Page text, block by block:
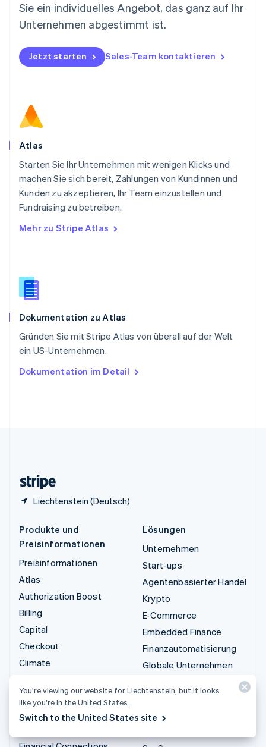
Sie ein individuelles Angebot, das ganz auf Ihr
Unternehmen abgestimmt ist.
Jetzt starten Sales-Team kontaktieren
Atlas
Starten Sie Ihr Unternehmen mit wenigen Klicks und
machen Sie sich bereit, Zahlungen von Kundinnen und
Kunden zu akzeptieren, Ihr Team einzustellen und
Fundraising zu betreiben.
Mehr zu Stripe Atlas
Dokumentation zu Atlas
Gründen Sie mit Stripe Atlas von überall auf der Welt
ein US-Unternehmen.
Dokumentation im Detail
Liechtenstein (Deutsch)
Norwegen
English
DeutschEnglish
Polen
English
Schweden
Svenska
Deutsch FrançaisItalianoEnglish
Singapur
English简体中文
Slowakei
Slowenien
English
Spanien
Thailand
Tschechische Republik
English
English
Produkte und
Preisinformationen
Preisinformationen
Atlas
Authorization Boost
Billing
Capital
Checkout
Climate
Krypto
Data Pipeline
Lösungen
Unternehmen
Start-ups
Agentenbasierter Handel
Krypto
E-Commerce
Embedded Finance
Finanzautomatisierung
Globale Unternehmen
Marktplätze
Geldmanagement
You’re viewing our website for Liechtenstein, but it looks
like you’re in the United States.
Switch to the United States site